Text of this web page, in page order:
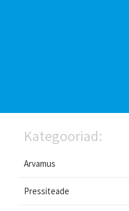
Kategooriad:
Arvamus
Pressiteade